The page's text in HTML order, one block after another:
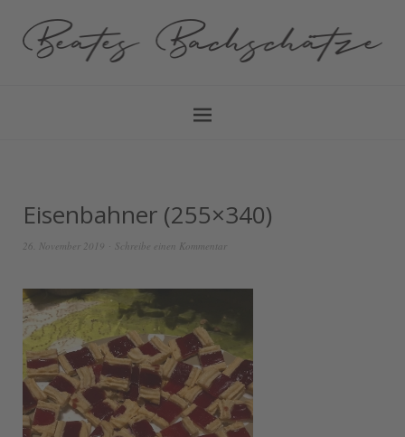
Eisenbahner (255×340)
26. November 2019 Schreibe einen Kommentar